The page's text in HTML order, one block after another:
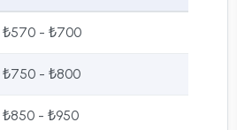
₺570 - ₺700
₺750 - ₺800
₺850 - ₺950